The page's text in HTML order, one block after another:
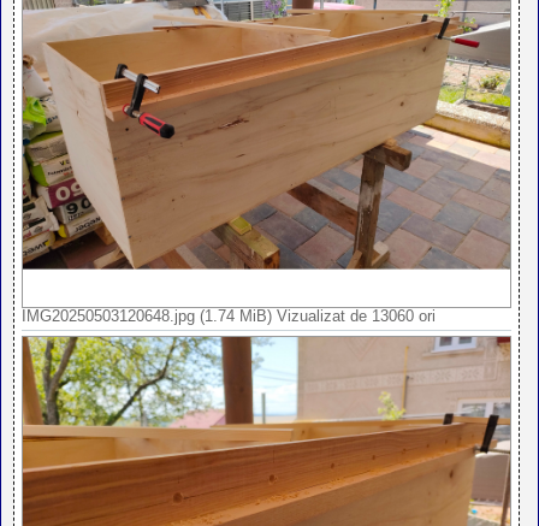
IMG20250503120648.jpg (1.74 MiB) Vizualizat de 13060 ori